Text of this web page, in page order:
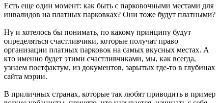
Есть еще один момент: как быть с парковочными местами для
инвалидов на платных парковках? Они тоже будут платными?
Ну и хотелось бы понимать, по какому принципу будут
определяться счастливчики, которые получат право
организации платных парковок на самых вкусных местах. А
кто именно будет этими счастливчиками, мы, как всегда,
узнаем постфактум, из документов, зарытых где-то в глубинах
сайта мэрии.
В приличных странах, которые так любят приводить в пример